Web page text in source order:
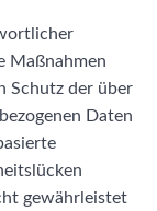
Maßnahmen
Schutz der über
Daten
gewährleistet